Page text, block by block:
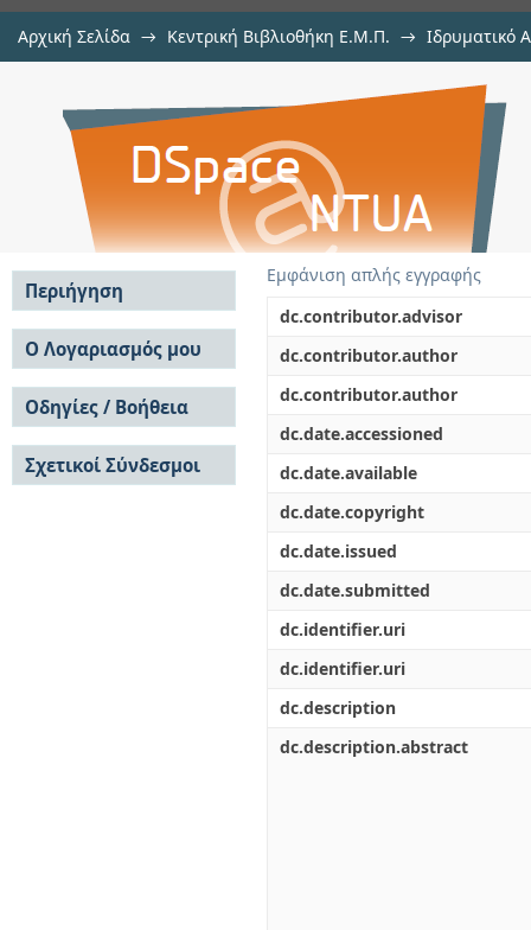
Αρχική Σελίδα → Κεντρική Βιβλιοθήκη Ε.Μ.Π. → Ιδρυματικό
Ανάλυση Μεθόδων, Εργαλείων
Πληροφορικής και Επικοινωνιών
Εμφάνιση απλής εγγραφής
dc.contributor.advisor
dc.contributor.author
dc.contributor.author
dc.date.accessioned
dc.date.available
dc.date.copyright
dc.date.issued
dc.date.submitted
dc.identifier.uri
dc.identifier.uri
dc.description
dc.description.abstract
Περιήγηση
Σε όλο το DSpace
Κοινότητες & Συλλογές
Ανά Ημερομηνία
Έκδοσης
Συγγραφείς
Τίτλοι
Θέματα
Ο Λογαριασμός μου
Σύνδεση
Εγγραφή
Οδηγίες / Βοήθεια
Οδηγίες Υποβολής
Οδηγίες Χρήσης ΙΑ
Συχνές Ερωτήσεις
Σχετικοί Σύνδεσμοι